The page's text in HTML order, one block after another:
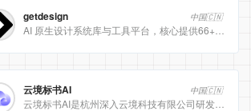
getdesign 中国🇨🇳
云境标书AI 中国🇨🇳